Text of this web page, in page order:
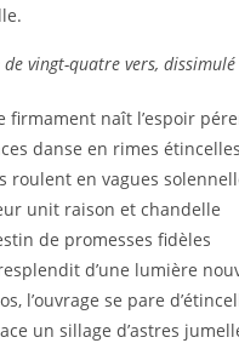
vingt-quatre vers,
firmament naît l’espoir
danse en rimes étincelles
roulent en vagues
unit raison et chandelle
de promesses fidèles
d’une lumière
l’ouvrage se pare
un sillage d’astres